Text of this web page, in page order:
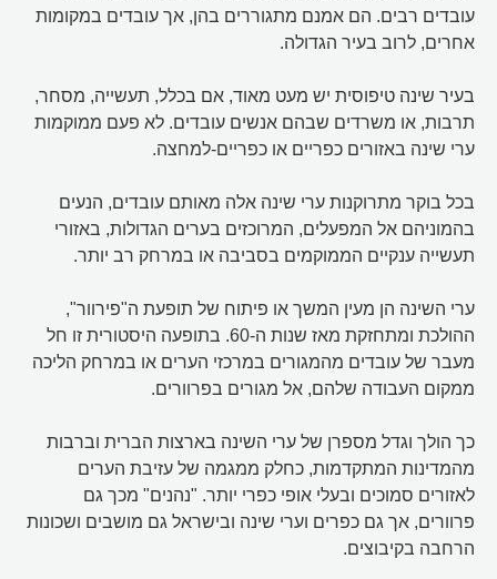
עובדים רבים. הם אמנם מתגוררים בהן, אך עובדים במקומות
אחרים, לרוב בעיר הגדולה.
בעיר שינה טיפוסית יש מעט מאוד, אם בכלל, תעשייה, מסחר,
תרבות, או משרדים שבהם אנשים עובדים. לא פעם ממוקמות
ערי שינה באזורים כפריים או כפריים-למחצה.
בכל בוקר מתרוקנות ערי שינה אלה מאותם עובדים, הנעים
בהמוניהם אל המפעלים, המרוכזים בערים הגדולות, באזורי
תעשייה ענקיים הממוקמים בסביבה או במרחק רב יותר.
ערי השינה הן מעין המשך או פיתוח של תופעת ה"פירוור",
ההולכת ומתחזקת מאז שנות ה-60. בתופעה היסטורית זו חל
מעבר של עובדים מהמגורים במרכזי הערים או במרחק הליכה
ממקום העבודה שלהם, אל מגורים בפרוורים.
כך הולך וגדל מספרן של ערי השינה בארצות הברית וברבות
מהמדינות המתקדמות, כחלק ממגמה של עזיבת הערים
לאזורים סמוכים ובעלי אופי כפרי יותר. "נהנים" מכך גם
פרוורים, אך גם כפרים וערי שינה ובישראל גם מושבים ושכונות
הרחבה בקיבוצים.